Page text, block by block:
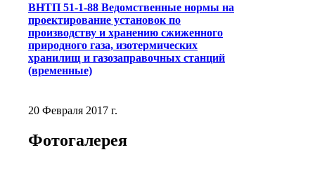
ВНТП 51-1-88 Ведомственные нормы на
проектирование установок по
производству и хранению сжиженного
природного газа, изотермических
хранилищ и газозаправочных станций
(временные)
20 Февраля 2017 г.
Фотогалерея